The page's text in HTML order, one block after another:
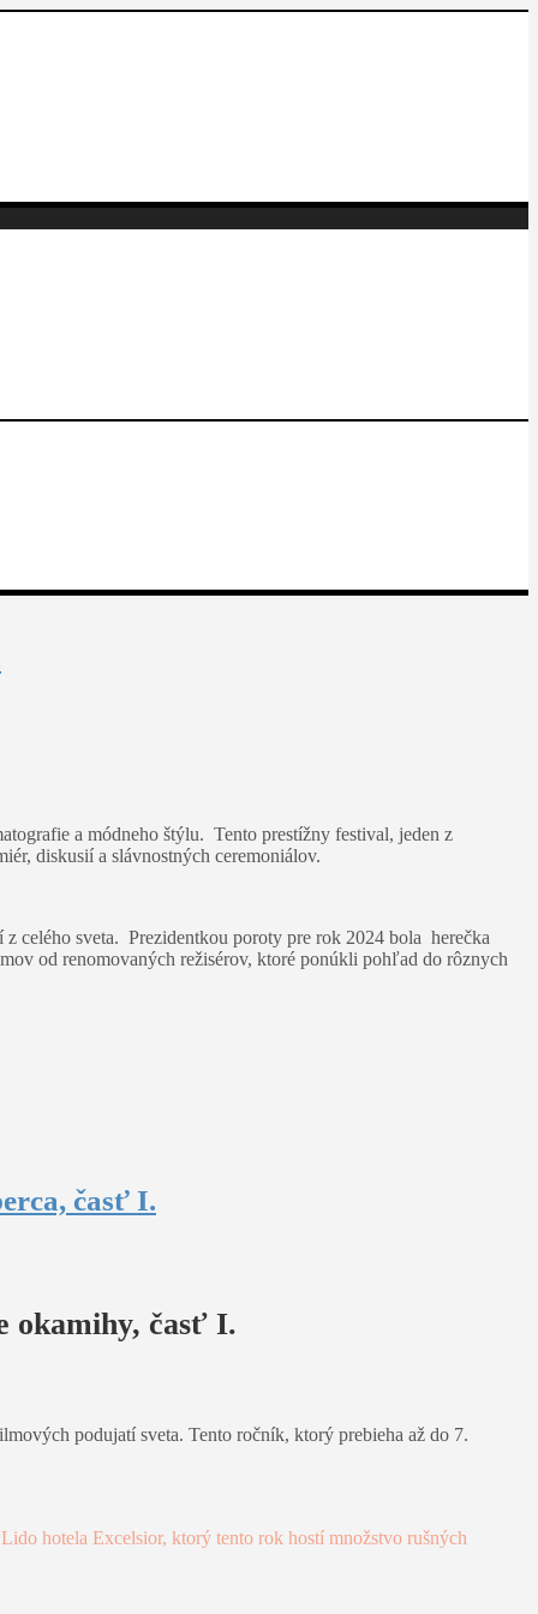
a módneho štýlu. Tento prestížny festival, jeden z
diskusií a slávnostných ceremoniálov.
celého sveta. Prezidentkou poroty pre rok 2024 bola herečka
od renomovaných režisérov, ktoré ponúkli pohľad do rôznych
časť I.
okamihy, časť I.
podujatí sveta. Tento ročník, ktorý prebieha až do 7.
hotela Excelsior, ktorý tento rok hostí množstvo rušných